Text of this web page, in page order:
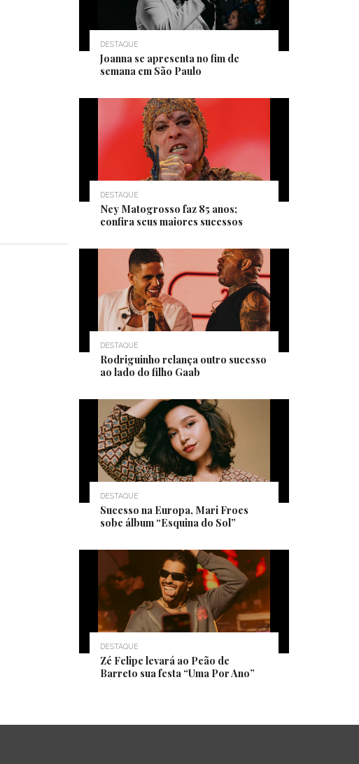
DESTAQUE
Joanna se apresenta no fim de
semana em São Paulo
DESTAQUE
Ney Matogrosso faz 85 anos;
confira seus maiores sucessos
DESTAQUE
Rodriguinho relança outro sucesso
ao lado do filho Gaab
DESTAQUE
Sucesso na Europa, Mari Froes
sobe álbum “Esquina do Sol”
DESTAQUE
Zé Felipe levará ao Peão de
Barreto sua festa “Uma Por Ano”